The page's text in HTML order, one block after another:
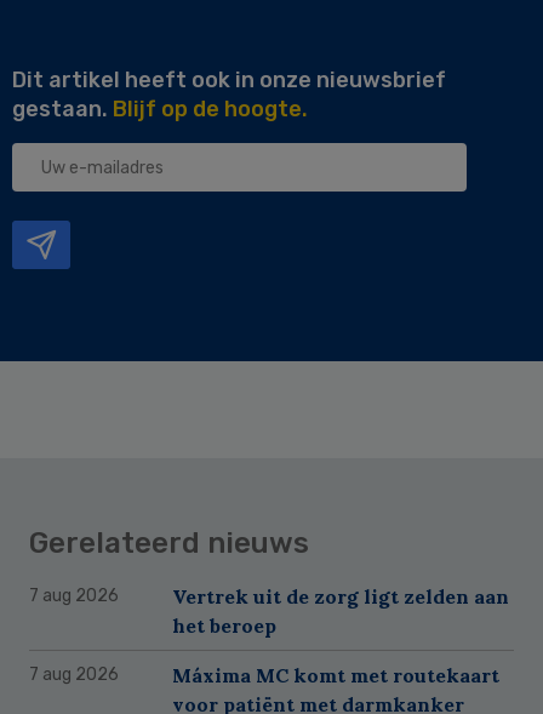
Dit artikel heeft ook in onze nieuwsbrief
gestaan. Blijf op de hoogte.
Uw
Gerelateerd nieuws
7 aug 2026
Vertrek uit de zorg ligt zelden aan
het beroep
7 aug 2026
Máxima MC komt met routekaart
voor patiënt met darmkanker